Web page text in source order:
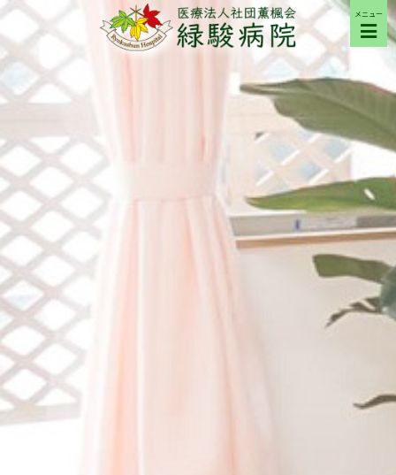
メニュー
ご来院の方へ
病院について
部門紹介
採用希望の方へ